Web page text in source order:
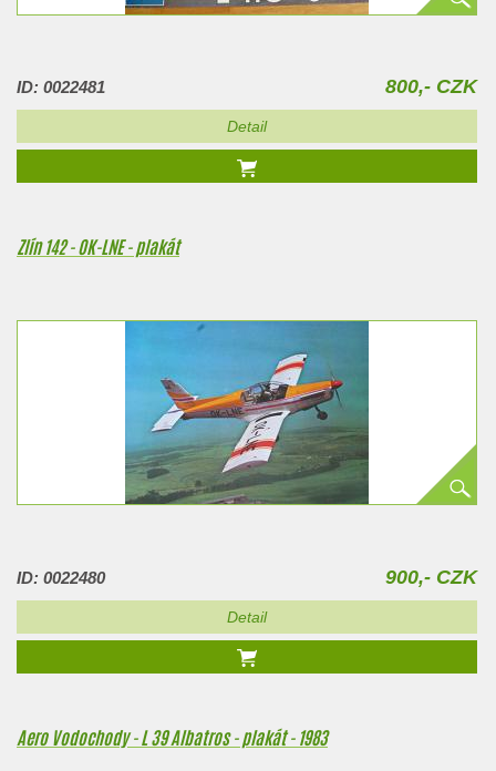
ID: 0022481 800,- CZK
Detail
Zlín 142 - OK-LNE - plakát
ID: 0022480 900,- CZK
Detail
Aero Vodochody - L 39 Albatros - plakát - 1983